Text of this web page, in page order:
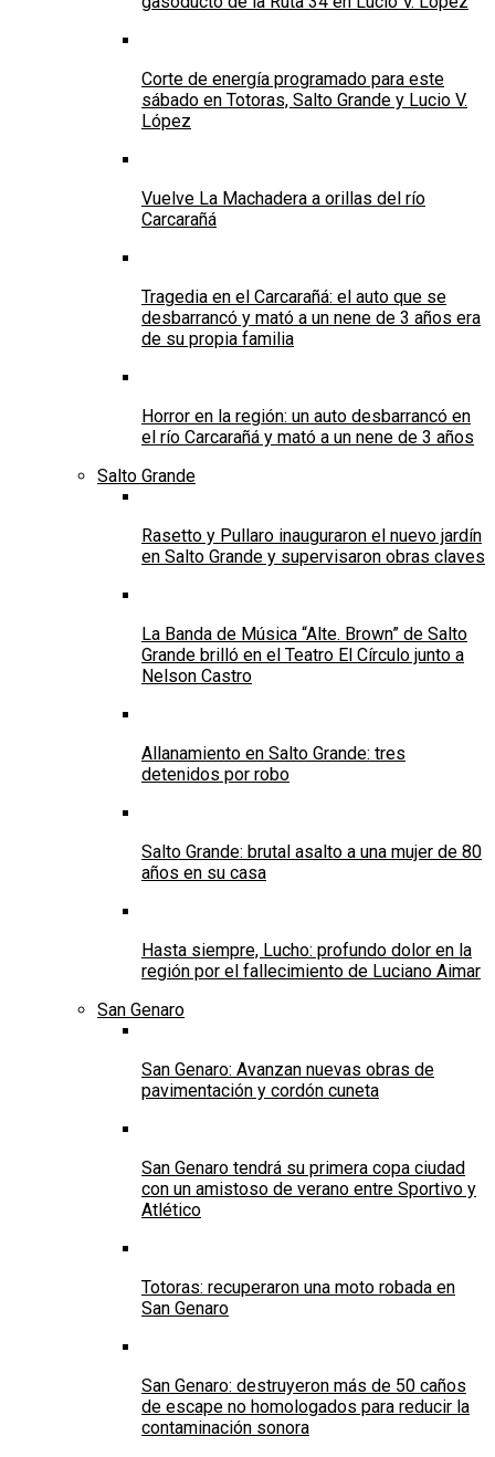
Corte de energía programado para este
sábado en Totoras, Salto Grande y Lucio V.
López
Vuelve La Machadera a orillas del río
Carcarañá
Tragedia en el Carcarañá: el auto que se
desbarrancó y mató a un nene de 3 años era
de su propia familia
Horror en la región: un auto desbarrancó en
el río Carcarañá y mató a un nene de 3 años
Salto Grande
Rasetto y Pullaro inauguraron el nuevo jardín
en Salto Grande y supervisaron obras claves
La Banda de Música “Alte. Brown” de Salto
Grande brilló en el Teatro El Círculo junto a
Nelson Castro
Allanamiento en Salto Grande: tres
detenidos por robo
Salto Grande: brutal asalto a una mujer de 80
años en su casa
Hasta siempre, Lucho: profundo dolor en la
región por el fallecimiento de Luciano Aimar
San Genaro
San Genaro: Avanzan nuevas obras de
pavimentación y cordón cuneta
San Genaro tendrá su primera copa ciudad
con un amistoso de verano entre Sportivo y
Atlético
Totoras: recuperaron una moto robada en
San Genaro
San Genaro: destruyeron más de 50 caños
de escape no homologados para reducir la
contaminación sonora